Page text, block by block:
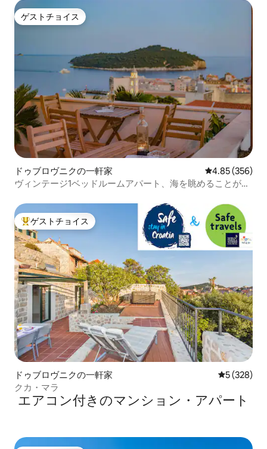
ゲストチョイス
ゲストチョイス
ドゥブロヴニクの一軒家 レビュー356
4.85 (356)
ヴィンテージ1ベッドルームアパート、海を眺めることがで
大好評のゲストチョイスです。
ゲストチョイス
ドゥブロヴニクの一軒家 レビュー
5 (328)
クカ・マラ
エアコン付きのマンション・アパート